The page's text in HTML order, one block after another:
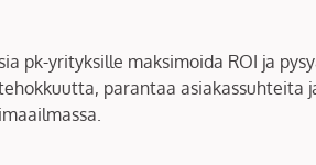
pk-yrityksille maksimoida ROI ja
parantaa asiakassuhteita